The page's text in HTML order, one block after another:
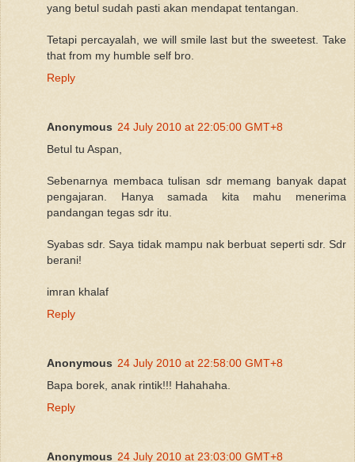
yang betul sudah pasti akan mendapat tentangan.
Tetapi percayalah, we will smile last but the sweetest. Take
that from my humble self bro.
Reply
Anonymous 24 July 2010 at 22:05:00 GMT+8
Betul tu Aspan,
Sebenarnya membaca tulisan sdr memang banyak dapat
pengajaran. Hanya samada kita mahu menerima
pandangan tegas sdr itu.
Syabas sdr. Saya tidak mampu nak berbuat seperti sdr. Sdr
berani!
imran khalaf
Reply
Anonymous 24 July 2010 at 22:58:00 GMT+8
Bapa borek, anak rintik!!! Hahahaha.
Reply
Anonymous 24 July 2010 at 23:03:00 GMT+8